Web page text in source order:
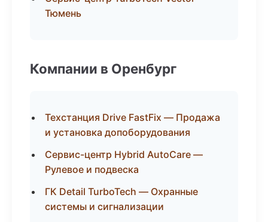
Тюмень
Компании в Оренбург
Техстанция Drive FastFix — Продажа
и установка допоборудования
Сервис-центр Hybrid AutoCare —
Рулевое и подвеска
ГК Detail TurboTech — Охранные
системы и сигнализации